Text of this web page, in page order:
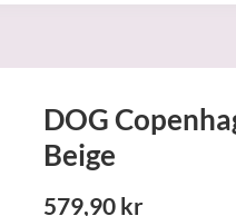
DOG
Beige
579,90 kr